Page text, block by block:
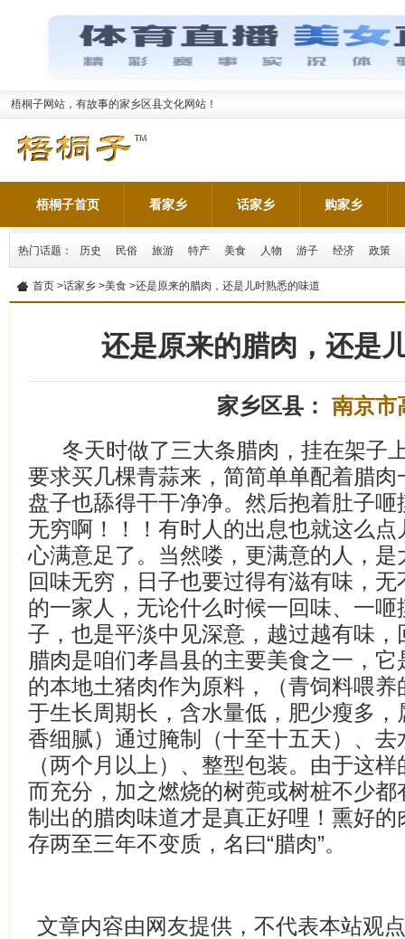
梧桐子网站，有故事的家乡区县文化网站！
梧桐子首页 看家乡 话家乡 购家乡
热门话题： 历史 民俗 旅游 特产 美食 人物 游子 经济 政策
首页 >话家乡 >美食 >还是原来的腊肉，还是儿时熟悉的味道
还是原来的腊肉，还是
家乡区县： 南京市
冬天时做了三大条腊肉，挂在架子
要求买几棵青蒜来，简简单单配着腊
盘子也舔得干干净净。然后抱着肚子
无穷啊！！！有时人的出息也就这么
心满意足了。当然喽，更满意的人，
回味无穷，日子也要过得有滋有味，
的一家人，无论什么时候一回味、一
子，也是平淡中见深意，越过越有味，
腊肉是咱们孝昌县的主要美食之一，
的本地土猪肉作为原料，（青饲料喂
于生长周期长，含水量低，肥少瘦多
香细腻）通过腌制（十至十五天）、
（两个月以上）、整型包装。由于这
而充分，加之燃烧的树蔸或树桩不少
制出的腊肉味道才是真正好哩！熏好
存两至三年不变质，名曰“腊肉”。
文章内容由网友提供，不代表本站观点